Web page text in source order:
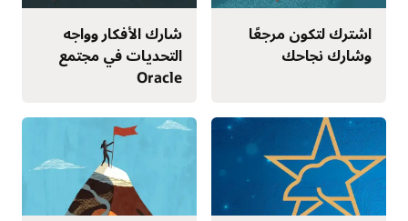
اشترك لتكون مرجعًا
وشارك نجاحك
شارك الأفكار وواجه
التحديات في مجتمع
Oracle